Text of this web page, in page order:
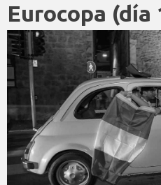
Eurocopa (día